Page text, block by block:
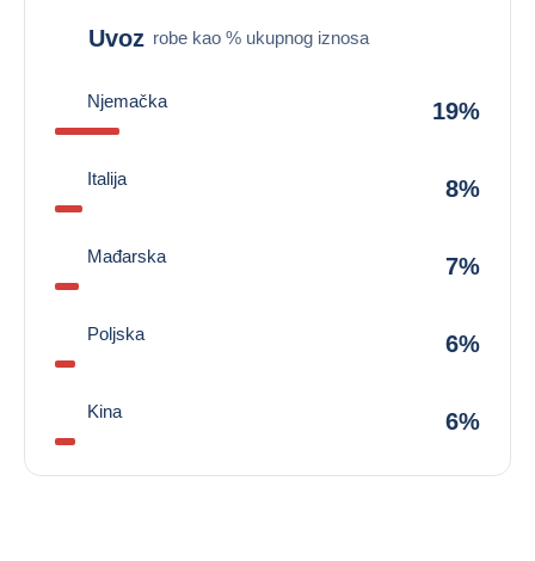
Uvoz robe kao % ukupnog iznosa
Njemačka 19%
Italija 8%
Mađarska 7%
Poljska 6%
Kina 6%